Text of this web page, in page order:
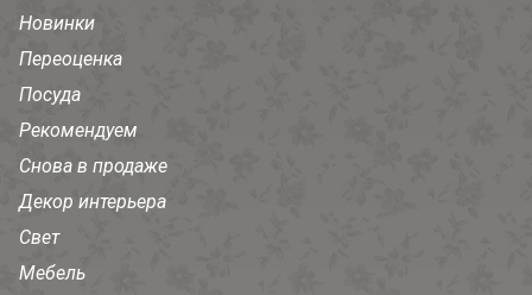
Новинки
Переоценка
Посуда
Рекомендуем
Снова в продаже
Декор интерьера
Свет
Мебель